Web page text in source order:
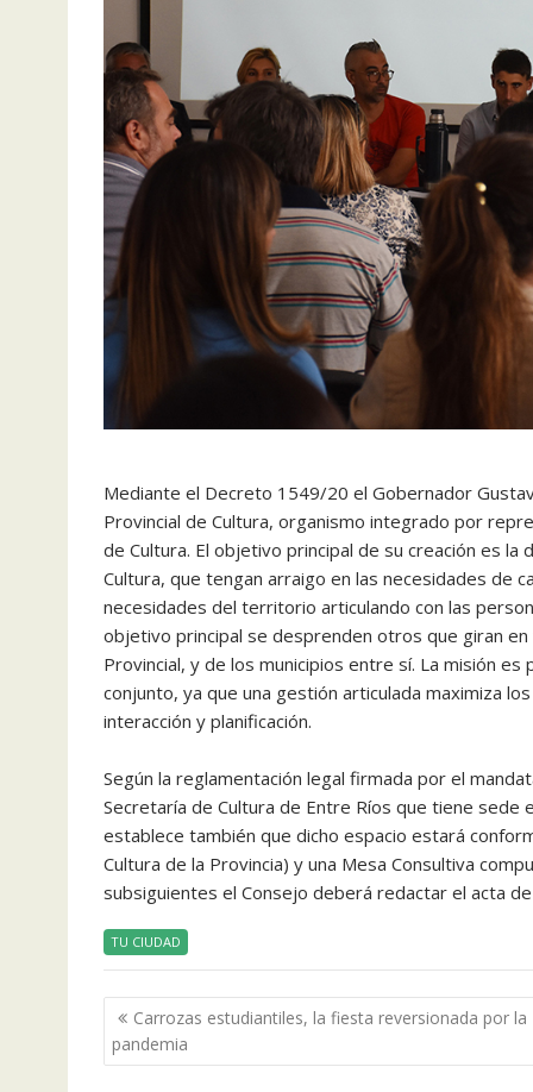
Mediante el Decreto 1549/20 el Gobernador
Provincial de Cultura, organismo integrado por
de Cultura. El objetivo principal de su creación es
Cultura, que tengan arraigo en las necesidades de
necesidades del territorio articulando con las
objetivo principal se desprenden otros que giran
Provincial, y de los municipios entre sí. La misión
conjunto, ya que una gestión articulada maximiza
interacción y planificación.
Según la reglamentación legal firmada por el
Secretaría de Cultura de Entre Ríos que tiene
establece también que dicho espacio estará
Cultura de la Provincia) y una Mesa Consultiva
subsiguientes el Consejo deberá redactar el acta
TU CIUDAD
Navegación
de
entradas
Carrozas estudiantiles, la fiesta reversionada por la
pandemia